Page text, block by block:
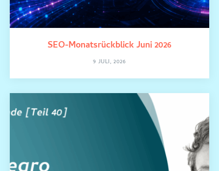
SEO-Monatsrückblick Juni 2026
9 JULI, 2026